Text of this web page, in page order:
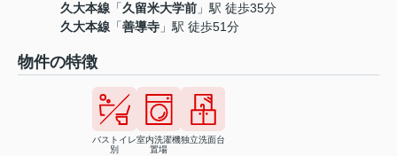
久大本線 「久留米大学前 」駅 徒歩35分
久大本線 「善導寺 」駅 徒歩51分
物件の特徴
バストイレ
別
室内洗濯機
置場
独立洗面台